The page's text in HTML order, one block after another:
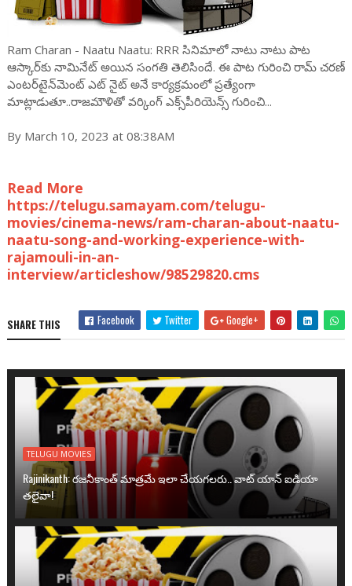
Ram Charan - Naatu Naatu: RRR సినిమాలో నాటు నాటు పాట
ఆస్కార్‌కు నామినేట్ అయిన సంగ‌తి తెలిసిందే. ఈ పాట గురించి రామ్ చ‌ర‌ణ్
ఎంట‌ర్‌టైన్‌మెంట్ ఎట్ నైట్ అనే కార్యక్ర‌మంలో ప్ర‌త్యేంగా
మాట్లాడుతూ..రాజ‌మౌళితో వ‌ర్కింగ్ ఎక్స్‌పీరియెన్స్ గురించి...
By March 10, 2023 at 08:38AM
Read More
https://telugu.samayam.com/telugu-
movies/cinema-news/ram-charan-about-naatu-
naatu-song-and-working-experience-with-
rajamouli-in-an-
interview/articleshow/98529820.cms
SHARE THIS Facebook Twitter Google+
TELUGU MOVIES
Rajinikanth: రజనీకాంత్ మాత్రమే ఇలా చేయగలరు.. వాట్ యాన్ ఐడియా
తలైవా!